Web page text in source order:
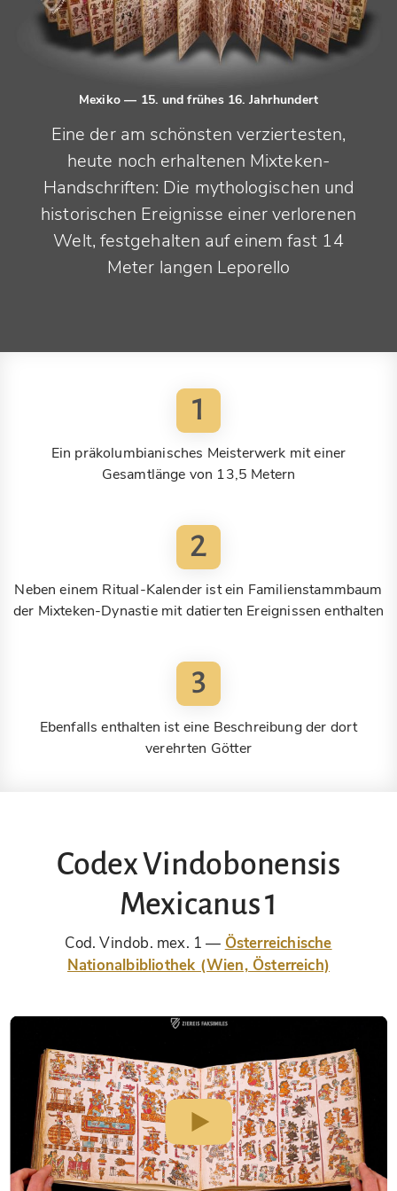
Mexiko— 15. und frühes 16. Jahrhundert
Eine der am schönsten verziertesten,
heute noch erhaltenen Mixteken-
Handschriften: Die mythologischen und
historischen Ereignisse einer verlorenen
Welt, festgehalten auf einem fast 14
Meter langen Leporello
1
Ein präkolumbianisches Meisterwerk mit einer
Gesamtlänge von 13,5 Metern
2
Neben einem Ritual-Kalender ist ein Familienstammbaum
der Mixteken-Dynastie mit datierten Ereignissen enthalten
3
Ebenfalls enthalten ist eine Beschreibung der dort
verehrten Götter
Codex Vindobonensis
Mexicanus 1
Cod. Vindob. mex. 1
Österreichische
Nationalbibliothek (Wien, Österreich)